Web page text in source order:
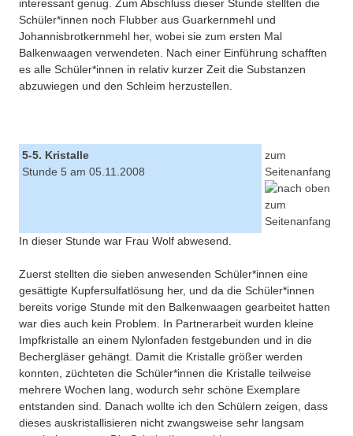
interessant genug. Zum Abschluss dieser Stunde stellten die
Schüler*innen noch Flubber aus Guarkernmehl und
Johannisbrotkernmehl her, wobei sie zum ersten Mal
Balkenwaagen verwendeten. Nach einer Einführung schafften
es alle Schüler*innen in relativ kurzer Zeit die Substanzen
abzuwiegen und den Schleim herzustellen.
5-5. Kristalle
Stunde 5 am 05.11.2008
zum
Seitenanfang
In dieser Stunde war Frau Wolf abwesend.
Zuerst stellten die sieben anwesenden Schüler*innen eine
gesättigte Kupfersulfatlösung her, und da die Schüler*innen
bereits vorige Stunde mit den Balkenwaagen gearbeitet hatten
war dies auch kein Problem. In Partnerarbeit wurden kleine
Impfkristalle an einem Nylonfaden festgebunden und in die
Bechergläser gehängt. Damit die Kristalle größer werden
konnten, züchteten die Schüler*innen die Kristalle teilweise
mehrere Wochen lang, wodurch sehr schöne Exemplare
entstanden sind. Danach wollte ich den Schülern zeigen, dass
dieses auskristallisieren nicht zwangsweise sehr langsam